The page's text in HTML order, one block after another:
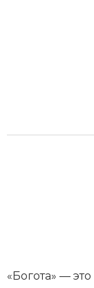
«Богота» —